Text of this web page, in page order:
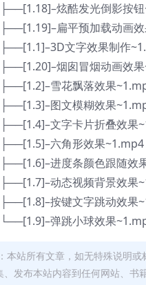
炫酷发光倒影按
扁平预加载动画
文字效果制作
烟囱冒烟动画效
雪花飘落效果
图文模糊效果
文字卡片折叠效果
六角形效果~1.mp4
进度条颜色跟随效
动态视频背景效果
按键文字跳动效果
弹跳小球效果
本站所有文章，如无特殊说明
、发布本站内容到任何网站、书